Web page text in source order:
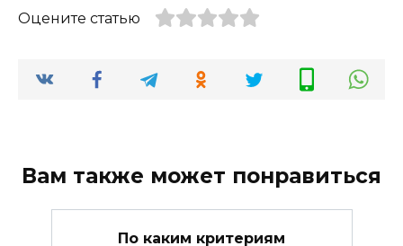
Оцените статью
Вам также может понравиться
По каким критериям